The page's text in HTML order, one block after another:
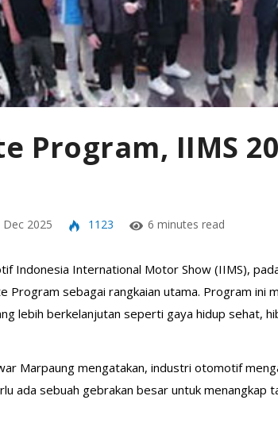
Program, IIMS
Dec 2025 1123 6 minutes read
Indonesia International Motor Show (IIMS),
Program sebagai rangkaian utama. Program
lebih berkelanjutan seperti gaya hidup sehat,
Marpaung mengatakan, industri otomotif
ada sebuah gebrakan besar untuk